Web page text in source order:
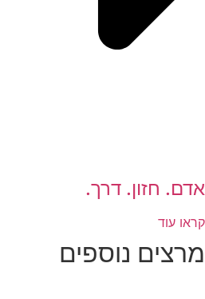
אדם. חזון. דרך.
קראו עוד
מרצים נוספים